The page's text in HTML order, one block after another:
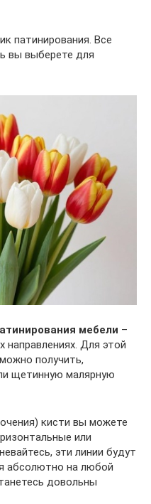
патинирования. Все
вы выберете для
мебели –
направлениях. Для этой
получить,
щетинную малярную
кисти вы можете
или
эти линии будут
абсолютно на любой
довольны